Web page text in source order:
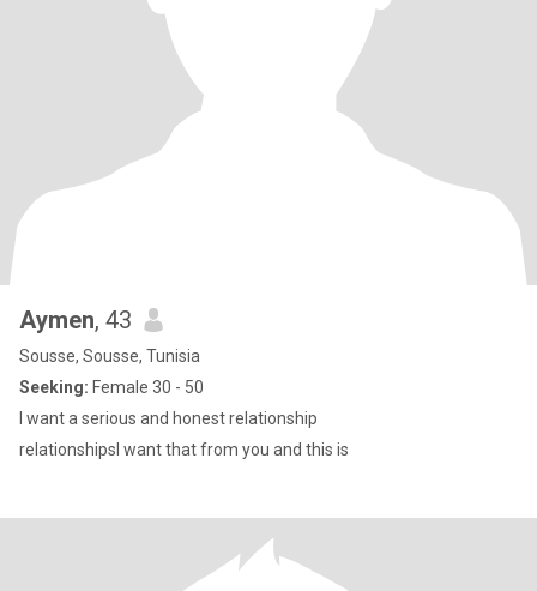
Aymen, 43
Sousse, Sousse, Tunisia
Seeking: Female 30 - 50
I want a serious and honest relationship
relationshipsI want that from you and this is